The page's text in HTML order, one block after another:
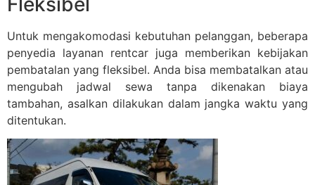
Untuk mengakomodasi kebutuhan pelanggan, beberapa
penyedia layanan rentcar juga memberikan kebijakan
pembatalan yang fleksibel. Anda bisa membatalkan atau
mengubah jadwal sewa tanpa dikenakan biaya
tambahan, asalkan dilakukan dalam jangka waktu yang
ditentukan.